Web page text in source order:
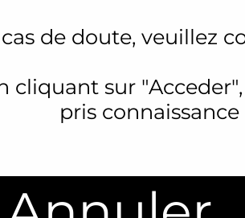
de doute, veuillez
cliquant sur
pris